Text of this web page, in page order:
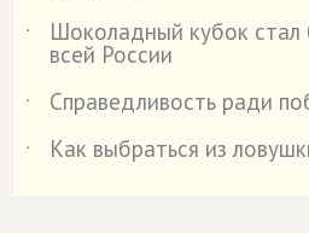
˙
Шоколадный кубок
всей России
˙
Справедливость ради
˙
Как выбраться из